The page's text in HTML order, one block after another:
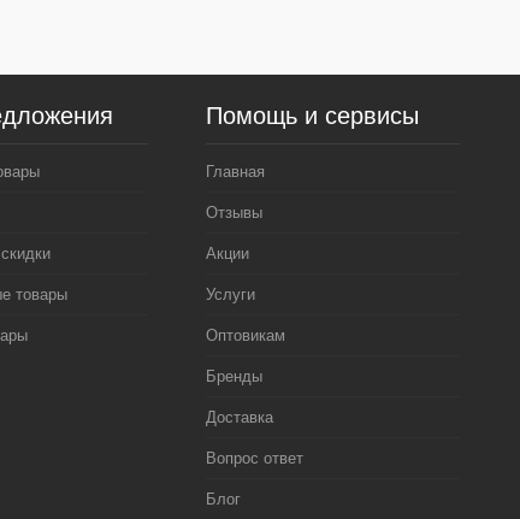
товары
Помощь и сервисы
Главная
Отзывы
Акции
Услуги
Оптовикам
Бренды
Доставка
Вопрос ответ
Блог